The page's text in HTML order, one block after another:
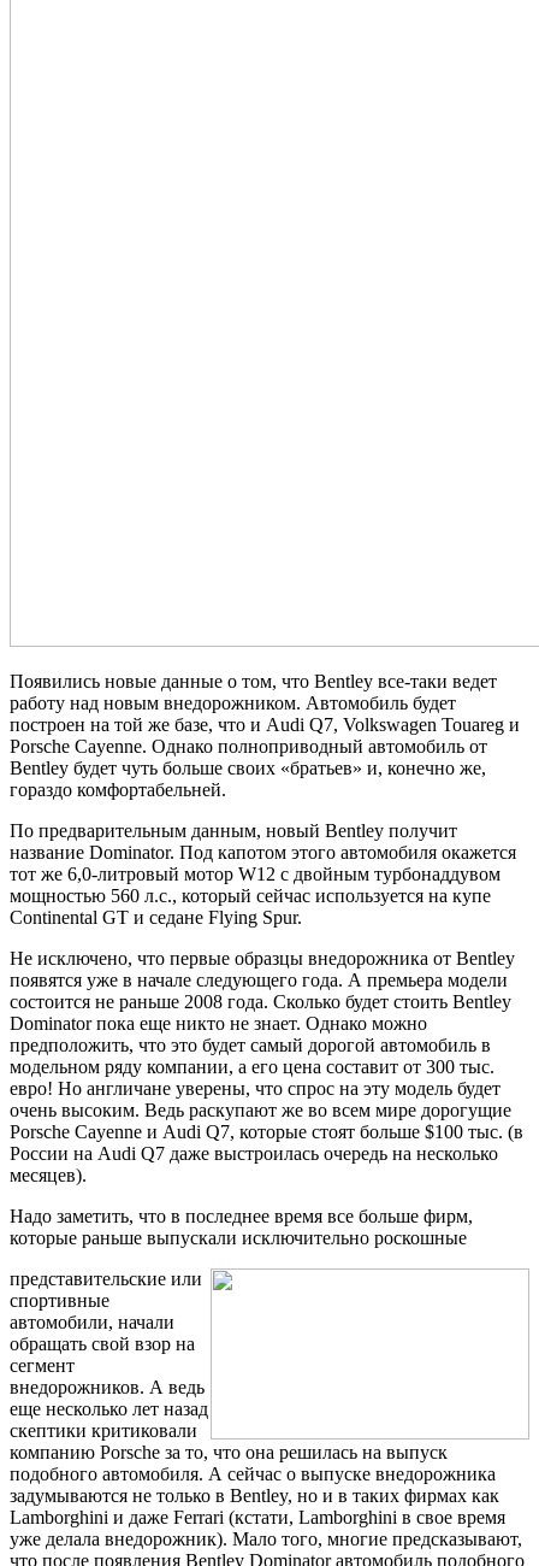
Появились новые данные о том, что Bentley все-таки ведет
работу над новым внедорожником. Автомобиль будет
построен на той же базе, что и Audi Q7, Volkswagen Touareg и
Porsche Cayenne. Однако полноприводный автомобиль от
Bentley будет чуть больше своих «братьев» и, конечно же,
гораздо комфортабельней.
По предварительным данным, новый Bentley получит
название Dominator. Под капотом этого автомобиля окажется
тот же 6,0-литровый мотор W12 с двойным турбонаддувом
мощностью 560 л.с., который сейчас используется на купе
Continental GT и седане Flying Spur.
Не исключено, что первые образцы внедорожника от Bentley
появятся уже в начале следующего года. А премьера модели
состоится не раньше 2008 года. Сколько будет стоить Bentley
Dominator пока еще никто не знает. Однако можно
предположить, что это будет самый дорогой автомобиль в
модельном ряду компании, а его цена составит от 300 тыс.
евро! Но англичане уверены, что спрос на эту модель будет
очень высоким. Ведь раскупают же во всем мире дорогущие
Porsche Cayenne и Audi Q7, которые стоят больше $100 тыс. (в
России на Audi Q7 даже выстроилась очередь на несколько
месяцев).
Надо заметить, что в последнее время все больше фирм,
которые раньше выпускали исключительно роскошные
представительские или
спортивные
автомобили, начали
обращать свой взор на
сегмент
внедорожников. А ведь
еще несколько лет назад
скептики критиковали
компанию Porsche за то, что она решилась на выпуск
подобного автомобиля. А сейчас о выпуске внедорожника
задумываются не только в Bentley, но и в таких фирмах как
Lamborghini и даже Ferrari (кстати, Lamborghini в свое время
уже делала внедорожник). Мало того, многие предсказывают,
что после появления Bentley Dominator автомобиль подобного